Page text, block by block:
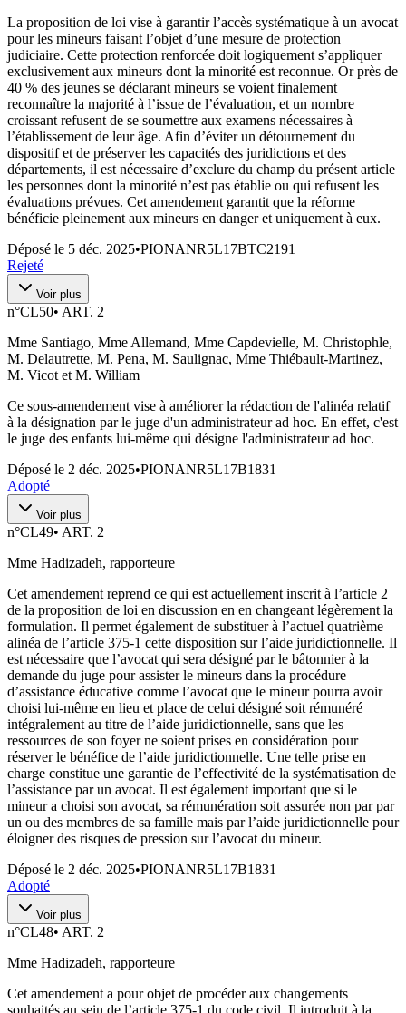
La proposition de loi vise à garantir l’accès systématique à un avocat
pour les mineurs faisant l’objet d’une mesure de protection
judiciaire. Cette protection renforcée doit logiquement s’appliquer
exclusivement aux mineurs dont la minorité est reconnue. Or près de
40 % des jeunes se déclarant mineurs se voient finalement
reconnaître la majorité à l’issue de l’évaluation, et un nombre
croissant refusent de se soumettre aux examens nécessaires à
l’établissement de leur âge. Afin d’éviter un détournement du
dispositif et de préserver les capacités des juridictions et des
départements, il est nécessaire d’exclure du champ du présent article
les personnes dont la minorité n’est pas établie ou qui refusent les
évaluations prévues. Cet amendement garantit que la réforme
bénéficie pleinement aux mineurs en danger et uniquement à eux.
Déposé le 5 déc. 2025•PIONANR5L17BTC2191
Rejeté
Voir plus
n°CL50• ART. 2
Mme Santiago, Mme Allemand, Mme Capdevielle, M. Christophle,
M. Delautrette, M. Pena, M. Saulignac, Mme Thiébault-Martinez,
M. Vicot et M. William
Ce sous-amendement vise à améliorer la rédaction de l'alinéa relatif
à la désignation par le juge d'un administrateur ad hoc. En effet, c'est
le juge des enfants lui-même qui désigne l'administrateur ad hoc.
Déposé le 2 déc. 2025•PIONANR5L17B1831
Adopté
Voir plus
n°CL49• ART. 2
Mme Hadizadeh, rapporteure
Cet amendement reprend ce qui est actuellement inscrit à l’article 2
de la proposition de loi en discussion en en changeant légèrement la
formulation. Il permet également de substituer à l’actuel quatrième
alinéa de l’article 375‑1 cette disposition sur l’aide juridictionnelle. Il
est nécessaire que l’avocat qui sera désigné par le bâtonnier à la
demande du juge pour assister le mineurs dans la procédure
d’assistance éducative comme l’avocat que le mineur pourra avoir
choisi lui-même en lieu et place de celui désigné soit rémunéré
intégralement au titre de l’aide juridictionnelle, sans que les
ressources de son foyer ne soient prises en considération pour
réserver le bénéfice de l’aide juridictionnelle. Une telle prise en
charge constitue une garantie de l’effectivité de la systématisation de
l’assistance par un avocat. Il est également important que si le
mineur a choisi son avocat, sa rémunération soit assurée non par par
un ou des membres de sa famille mais par l’aide juridictionnelle pour
éloigner des risques de pression sur l’avocat du mineur.
Déposé le 2 déc. 2025•PIONANR5L17B1831
Adopté
Voir plus
n°CL48• ART. 2
Mme Hadizadeh, rapporteure
Cet amendement a pour objet de procéder aux changements
souhaités au sein de l’article 375‑1 du code civil. Il introduit à la